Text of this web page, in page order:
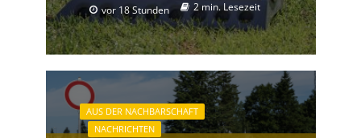
vor 18 Stunden 2 min. Lesezeit
AUS DER NACHBARSCHAFT
NACHRICHTEN